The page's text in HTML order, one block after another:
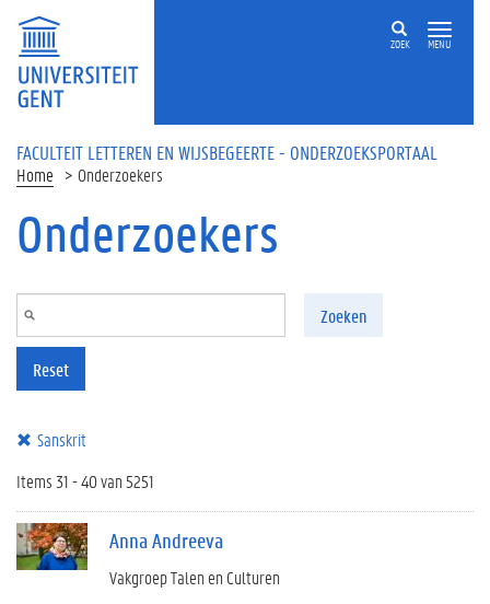
Overslaan en naar de inhoud gaan
ZOEK MENU
FACULTEIT LETTEREN EN WIJSBEGEERTE - ONDERZOEKSPORTAAL
Home Onderzoekers
Onderzoekers
Zoeken
Reset
Sanskrit
Items 31 - 40 van 5251
Anna Andreeva
Vakgroep Talen en Culturen